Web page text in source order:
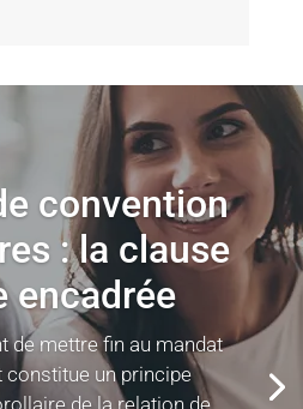
convention
: la clause
encadrée
de mettre fin au mandat
constitue un principe
de la relation de